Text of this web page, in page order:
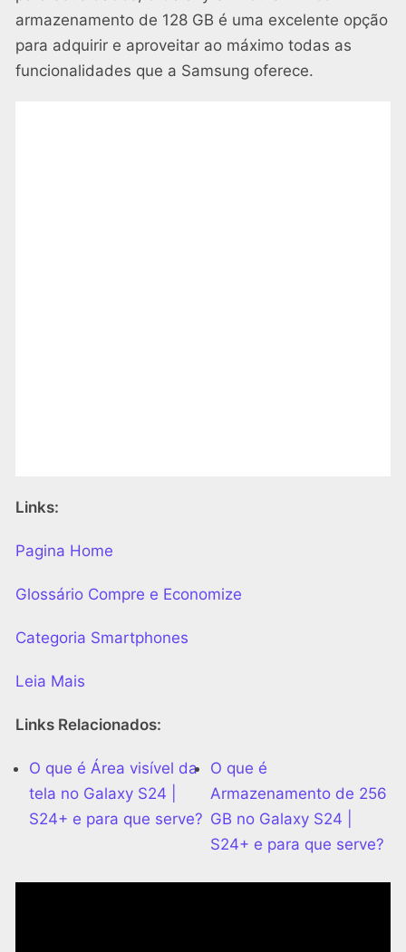
armazenamento de 128 GB é uma excelente opção
para adquirir e aproveitar ao máximo todas as
funcionalidades que a Samsung oferece.
Links:
Pagina Home
Glossário Compre e Economize
Categoria Smartphones
Leia Mais
Links Relacionados:
O que é Área visível da
tela no Galaxy S24 |
S24+ e para que serve?
O que é
Armazenamento de 256
GB no Galaxy S24 |
S24+ e para que serve?